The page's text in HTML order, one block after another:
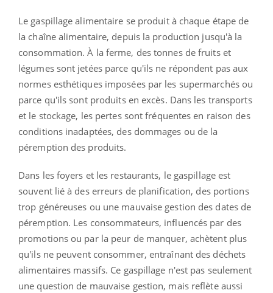
Le gaspillage alimentaire se produit à chaque étape de
la chaîne alimentaire, depuis la production jusqu'à la
consommation. À la ferme, des tonnes de fruits et
légumes sont jetées parce qu'ils ne répondent pas aux
normes esthétiques imposées par les supermarchés ou
parce qu'ils sont produits en excès. Dans les transports
et le stockage, les pertes sont fréquentes en raison des
conditions inadaptées, des dommages ou de la
péremption des produits.
Dans les foyers et les restaurants, le gaspillage est
souvent lié à des erreurs de planification, des portions
trop généreuses ou une mauvaise gestion des dates de
péremption. Les consommateurs, influencés par des
promotions ou par la peur de manquer, achètent plus
qu'ils ne peuvent consommer, entraînant des déchets
alimentaires massifs. Ce gaspillage n'est pas seulement
une question de mauvaise gestion, mais reflète aussi